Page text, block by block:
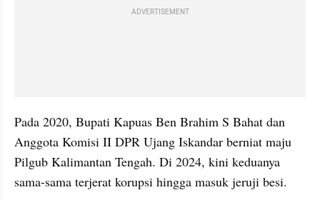
ADVERTISEMENT
Pada 2020, Bupati Kapuas Ben Brahim S Bahat dan
Anggota Komisi II DPR Ujang Iskandar berniat maju
Pilgub Kalimantan Tengah. Di 2024, kini keduanya
sama-sama terjerat korupsi hingga masuk jeruji besi.